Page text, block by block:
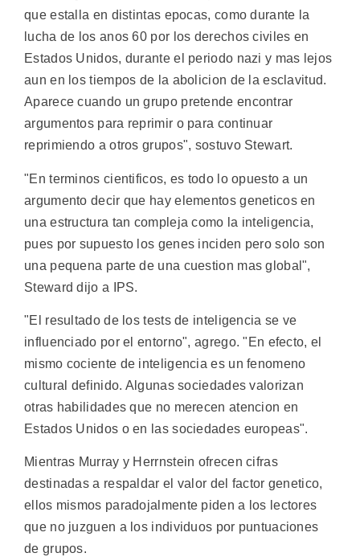
que estalla en distintas epocas, como durante la
lucha de los anos 60 por los derechos civiles en
Estados Unidos, durante el periodo nazi y mas lejos
aun en los tiempos de la abolicion de la esclavitud.
Aparece cuando un grupo pretende encontrar
argumentos para reprimir o para continuar
reprimiendo a otros grupos", sostuvo Stewart.
"En terminos cientificos, es todo lo opuesto a un
argumento decir que hay elementos geneticos en
una estructura tan compleja como la inteligencia,
pues por supuesto los genes inciden pero solo son
una pequena parte de una cuestion mas global",
Steward dijo a IPS.
"El resultado de los tests de inteligencia se ve
influenciado por el entorno", agrego. "En efecto, el
mismo cociente de inteligencia es un fenomeno
cultural definido. Algunas sociedades valorizan
otras habilidades que no merecen atencion en
Estados Unidos o en las sociedades europeas".
Mientras Murray y Herrnstein ofrecen cifras
destinadas a respaldar el valor del factor genetico,
ellos mismos paradojalmente piden a los lectores
que no juzguen a los individuos por puntuaciones
de grupos.